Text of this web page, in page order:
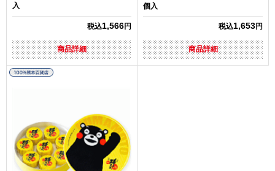
入
税込1,566円
商品詳細
個入
税込1,653円
商品詳細